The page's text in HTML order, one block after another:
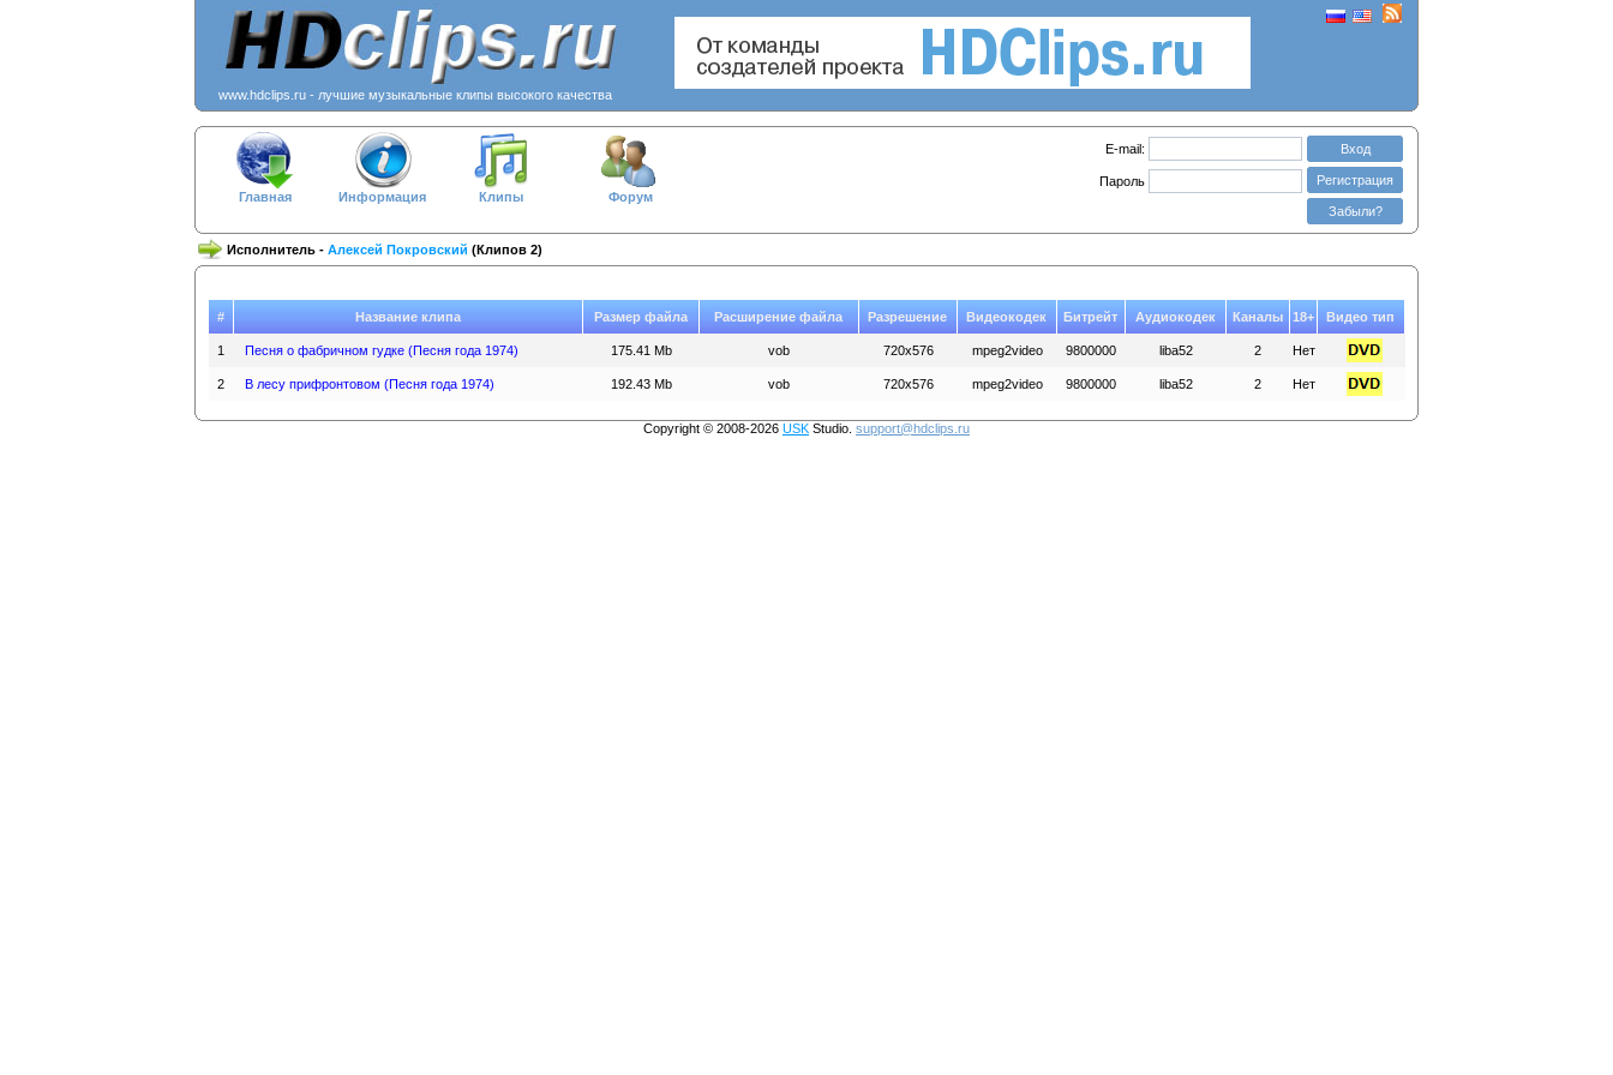
www.hdclips.ru - лучшие музыкальные клипы высокого качества
Главная Информация Клипы Форум
E-mail: Вход
Пароль Регистрация
Забыли?
Исполнитель - Алексей Покровский (Клипов 2)
# Название клипа Размер файла Расширение файла Разрешение Видеокодек Битрейт Аудиокодек Каналы 18+ Видео тип
1 Песня о фабричном гудке (Песня года 1974) 175.41 Mb vob 720x576 mpeg2video 9800000 liba52 2 Нет
2 В лесу прифронтовом (Песня года 1974) 192.43 Mb vob 720x576 mpeg2video 9800000 liba52 2 Нет
Copyright © 2008-2026 USK Studio. support@hdclips.ru